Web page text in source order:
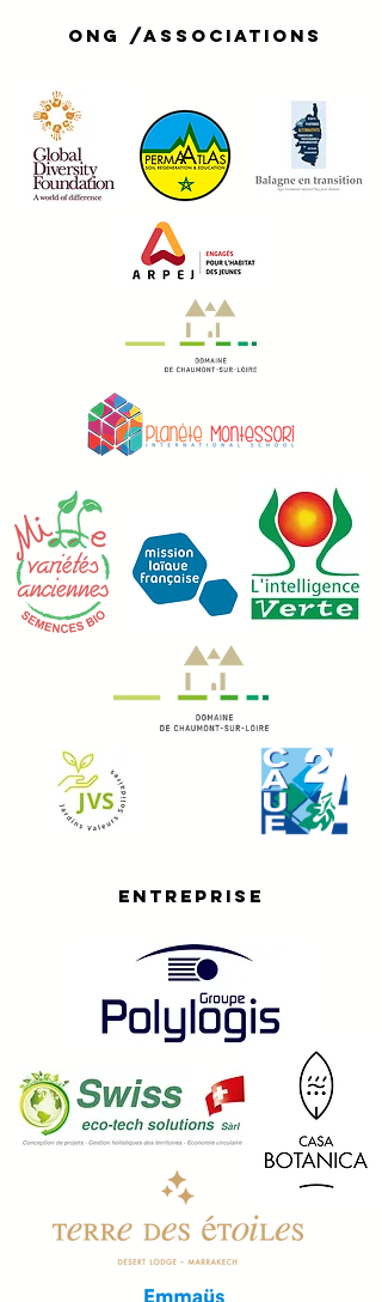
ong /associations
Entreprise